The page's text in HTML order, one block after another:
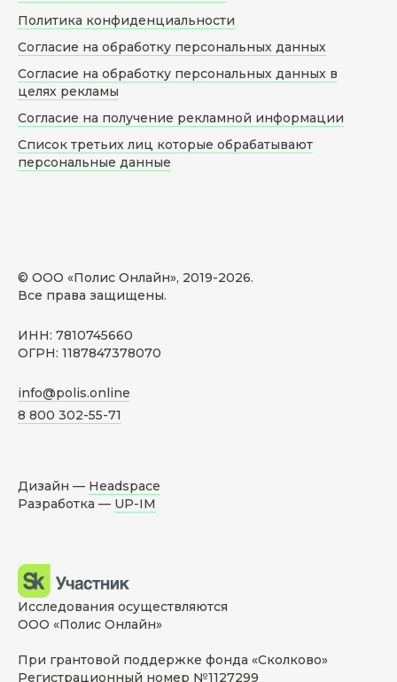
© ООО «Полис Онлайн», 2019-2026.
Все права защищены.
ИНН: 7810745660
ОГРН: 1187847378070
info@polis.online
8 800 302-55-71
Политика конфиденциальности
Согласие на обработку персональных данных
Согласие на обработку персональных данных в
целях рекламы
Согласие на получение рекламной информации
Список третьих лиц которые обрабатывают
персональные данные
Дизайн — Headspace
Разработка — UP-IM
Исследования осуществляются
ООО «Полис Онлайн»
При грантовой поддержке фонда «Сколково»
Регистрационный номер №1127299